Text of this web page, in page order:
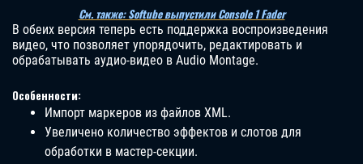
См. также: Softube выпустили Console 1 Fader
В обеих версия теперь есть поддержка воспроизведения
видео, что позволяет упорядочить, редактировать и
обрабатывать аудио-видео в Audio Montage.
Особенности:
Импорт маркеров из файлов XML.
Увеличено количество эффектов и слотов для
обработки в мастер-секции.